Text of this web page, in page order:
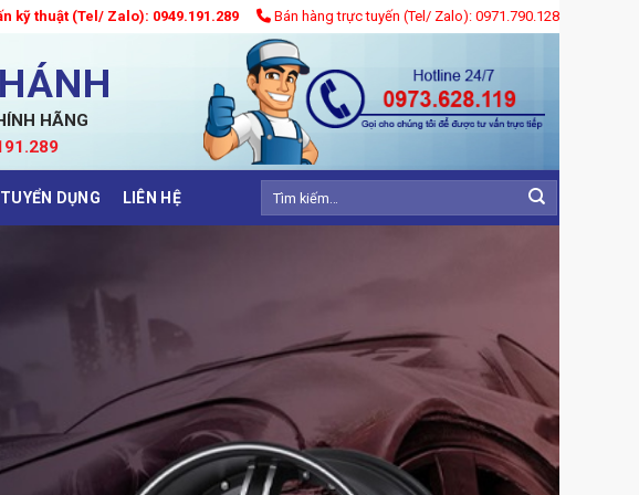
kỹ thuật (Tel/ Zalo): 0949.191.289 Bán hàng trực tuyến (Tel/ Zalo): 0971.790.128
HÃNG
TUYỂN DỤNG LIÊN HỆ
Tìm